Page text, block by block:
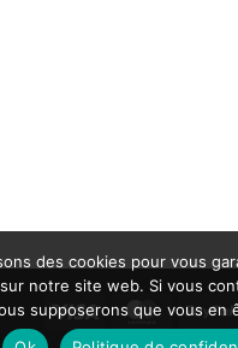
Visa
des cookies pour vous
notre site web. Si vous
supposerons que vous en